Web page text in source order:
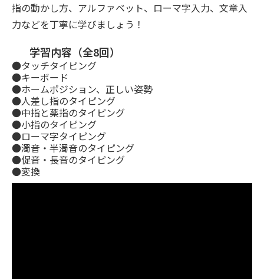
指の動かし方、アルファベット、ローマ字入力、文章入
力などを丁寧に学びましょう！
学習内容（全8回）
●タッチタイピング
●キーボード
●ホームポジション、正しい姿勢
●人差し指のタイピング
●中指と薬指のタイピング
●小指のタイピング
●ローマ字タイピング
●濁音・半濁音のタイピング
●促音・長音のタイピング
●変換